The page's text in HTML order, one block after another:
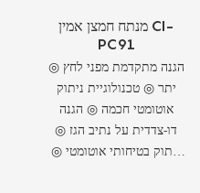
מנתח חמצן אמין CI-
PC91
◎ הגנה מתקדמת מפני לחץ
יתר ◎ טכנולוגיית ניתוק
אוטומטי חכמה ◎ הגנה
דו-צדדית על נתיב הגז ◎
ניתוק בטיחותי אוטומטי ◎